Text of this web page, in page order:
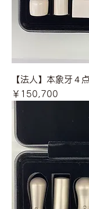
【法人】本象牙４
価格
￥150,700